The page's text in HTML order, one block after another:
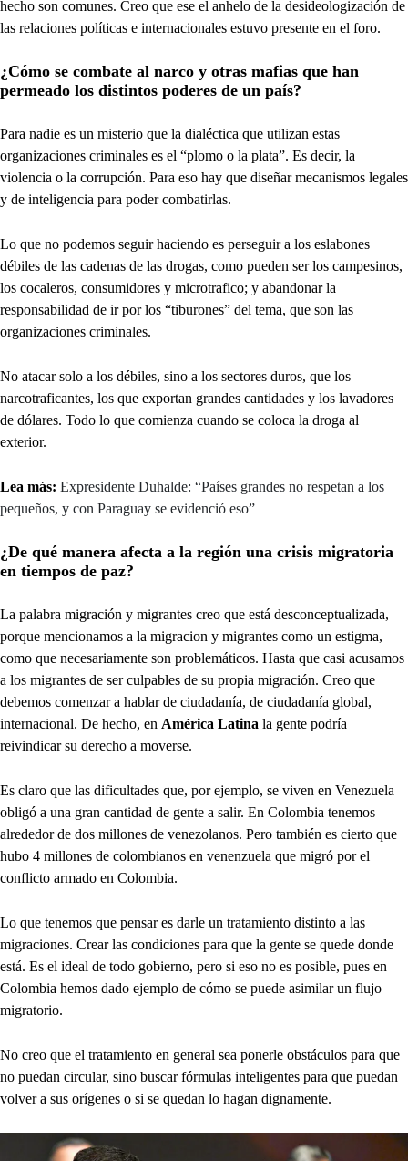
hecho son comunes. Creo que ese el anhelo de la desideologización de
las relaciones políticas e internacionales estuvo presente en el foro.
¿Cómo se combate al narco y otras mafias que han
permeado los distintos poderes de un país?
Para nadie es un misterio que la dialéctica que utilizan estas
organizaciones criminales es el “plomo o la plata”. Es decir, la
violencia o la corrupción. Para eso hay que diseñar mecanismos legales
y de inteligencia para poder combatirlas.
Lo que no podemos seguir haciendo es perseguir a los eslabones
débiles de las cadenas de las drogas, como pueden ser los campesinos,
los cocaleros, consumidores y microtrafico; y abandonar la
responsabilidad de ir por los “tiburones” del tema, que son las
organizaciones criminales.
No atacar solo a los débiles, sino a los sectores duros, que los
narcotraficantes, los que exportan grandes cantidades y los lavadores
de dólares. Todo lo que comienza cuando se coloca la droga al
exterior.
Lea más: Expresidente Duhalde: “Países grandes no respetan a los
pequeños, y con Paraguay se evidenció eso”
¿De qué manera afecta a la región una crisis migratoria
en tiempos de paz?
La palabra migración y migrantes creo que está desconceptualizada,
porque mencionamos a la migracion y migrantes como un estigma,
como que necesariamente son problemáticos. Hasta que casi acusamos
a los migrantes de ser culpables de su propia migración. Creo que
debemos comenzar a hablar de ciudadanía, de ciudadanía global,
internacional. De hecho, en América Latina la gente podría
reivindicar su derecho a moverse.
Es claro que las dificultades que, por ejemplo, se viven en Venezuela
obligó a una gran cantidad de gente a salir. En Colombia tenemos
alrededor de dos millones de venezolanos. Pero también es cierto que
hubo 4 millones de colombianos en venenzuela que migró por el
conflicto armado en Colombia.
Lo que tenemos que pensar es darle un tratamiento distinto a las
migraciones. Crear las condiciones para que la gente se quede donde
está. Es el ideal de todo gobierno, pero si eso no es posible, pues en
Colombia hemos dado ejemplo de cómo se puede asimilar un flujo
migratorio.
No creo que el tratamiento en general sea ponerle obstáculos para que
no puedan circular, sino buscar fórmulas inteligentes para que puedan
volver a sus orígenes o si se quedan lo hagan dignamente.